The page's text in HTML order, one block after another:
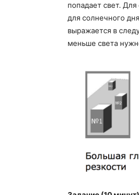
попадает свет.
для солнечного
выражается в
меньше света